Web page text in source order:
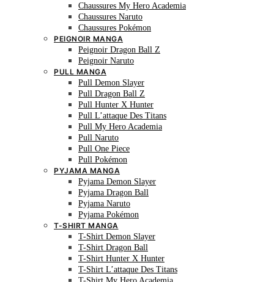
Chaussures My Hero Academia
Chaussures Naruto
Chaussures Pokémon
PEIGNOIR MANGA
Peignoir Dragon Ball Z
Peignoir Naruto
PULL MANGA
Pull Demon Slayer
Pull Dragon Ball Z
Pull Hunter X Hunter
Pull L’attaque Des Titans
Pull My Hero Academia
Pull Naruto
Pull One Piece
Pull Pokémon
PYJAMA MANGA
Pyjama Demon Slayer
Pyjama Dragon Ball
Pyjama Naruto
Pyjama Pokémon
T-SHIRT MANGA
T-Shirt Demon Slayer
T-Shirt Dragon Ball
T-Shirt Hunter X Hunter
T-Shirt L’attaque Des Titans